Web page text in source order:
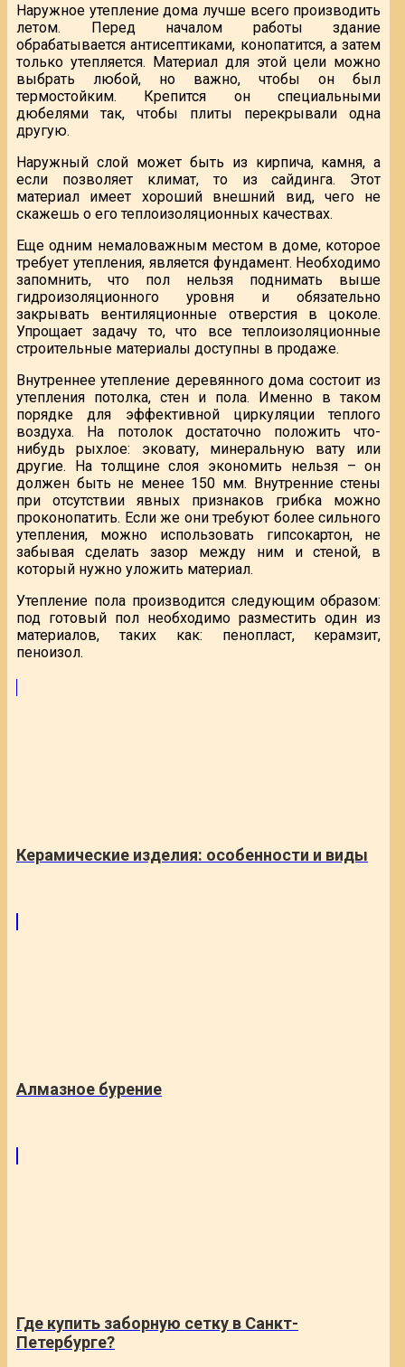
Наружное утепление дома лучше всего производить
летом. Перед началом работы здание
обрабатывается антисептиками, конопатится, а затем
только утепляется. Материал для этой цели можно
выбрать любой, но важно, чтобы он был
термостойким. Крепится он специальными
дюбелями так, чтобы плиты перекрывали одна
другую.
Наружный слой может быть из кирпича, камня, а
если позволяет климат, то из сайдинга. Этот
материал имеет хороший внешний вид, чего не
скажешь о его теплоизоляционных качествах.
Еще одним немаловажным местом в доме, которое
требует утепления, является фундамент. Необходимо
запомнить, что пол нельзя поднимать выше
гидроизоляционного уровня и обязательно
закрывать вентиляционные отверстия в цоколе.
Упрощает задачу то, что все теплоизоляционные
строительные материалы доступны в продаже.
Внутреннее утепление деревянного дома состоит из
утепления потолка, стен и пола. Именно в таком
порядке для эффективной циркуляции теплого
воздуха. На потолок достаточно положить что-
нибудь рыхлое: эковату, минеральную вату или
другие. На толщине слоя экономить нельзя – он
должен быть не менее 150 мм. Внутренние стены
при отсутствии явных признаков грибка можно
проконопатить. Если же они требуют более сильного
утепления, можно использовать гипсокартон, не
забывая сделать зазор между ним и стеной, в
который нужно уложить материал.
Утепление пола производится следующим образом:
под готовый пол необходимо разместить один из
материалов, таких как: пенопласт, керамзит,
пеноизол.
Керамические изделия: особенности и виды
Алмазное бурение
Где купить заборную сетку в Санкт-
Петербурге?